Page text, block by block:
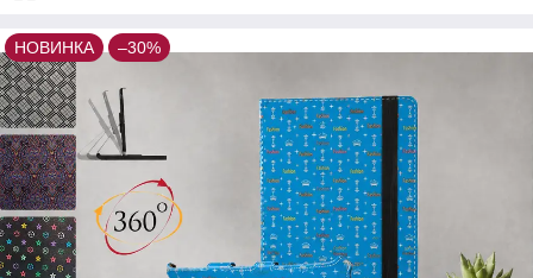
НОВИНКА –30%